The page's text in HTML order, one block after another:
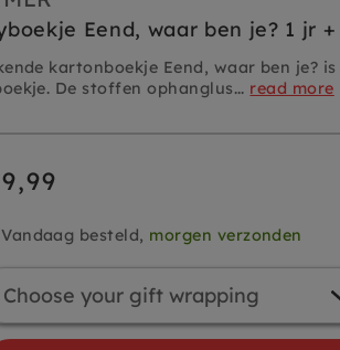
Eend, waar ben je? 1 jr +
kartonboekje Eend, waar ben je?
De stoffen ophanglus... read more
Vandaag besteld, morgen verzonden